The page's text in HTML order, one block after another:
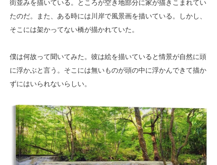
街並みを描いている。ところが空き地部分に家が描きこまれてい
たのだ。また、ある時には川岸で風景画を描いている。しかし、
そこには架かってない橋が描かれていた。
僕は何故って聞いてみた。彼は絵を描いていると情景が自然に頭
に浮かぶと言う。そこには無いものが頭の中に浮かんできて描か
ずにはいられないらしい。